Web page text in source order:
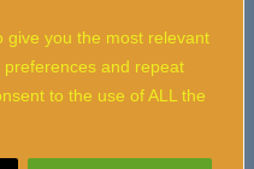
give you the most relevant
and repeat
to the use of ALL the